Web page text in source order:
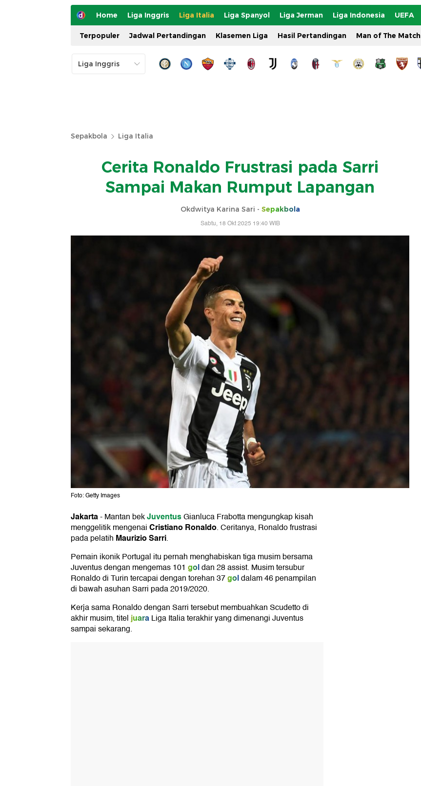
Home Liga Inggris Liga Italia Liga Spanyol Liga Jerman Liga Indonesia UEFA
Terpopuler Jadwal Pertandingan Klasemen Liga Hasil Pertandingan Man of The Match
Sepakbola Liga Italia
Cerita Ronaldo Frustrasi pada Sarri
Sampai Makan Rumput Lapangan
Okdwitya Karina Sari - Sepakbola
Sabtu, 18 Okt 2025 19:40 WIB
Foto: Getty Images
Jakarta-Mantan bekJuventusGianluca Frabotta mengungkap kisah
menggelitik mengenaiCristiano Ronaldo. Ceritanya, Ronaldo frustrasi
pada pelatih Maurizio Sarri.
Pemain ikonik Portugal itu pernah menghabiskan tiga musim bersama
Juventus dengan mengemas 101 goldan 28 assist. Musim tersubur
Ronaldo di Turin tercapai dengan torehan 37goldalam 46 penampilan
di bawah asuhan Sarri pada 2019/2020.
Kerja sama Ronaldo dengan Sarri tersebut membuahkan Scudetto di
akhir musim, titeljuaraLiga Italia terakhir yang dimenangi Juventus
sampai sekarang.